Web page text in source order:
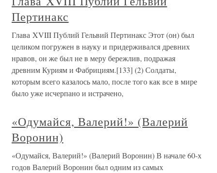
Пертинакс
Глава XVIII Публий Гельвий Пертинакс Этот (он) был
целиком погружен в науку и придерживался древних
нравов, он же был не в меру бережлив, подражая
древним Куриям и Фабрициям.[133] (2) Солдаты,
которым всего казалось мало, после того как все в мире
было уже исчерпано и истрачено,
«Одумайся, Валерий!» (Валерий
Воронин)
«Одумайся, Валерий!» (Валерий Воронин) В начале 60-х
годов Валерий Воронин был одним из самых